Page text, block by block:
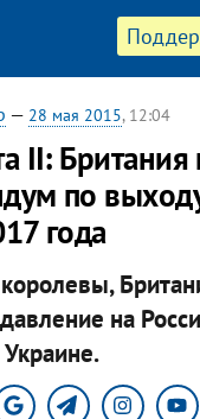
— 28 мая 2015, 12:04
II: Британия
по
года
на